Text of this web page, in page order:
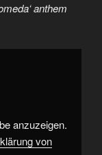
anthem
anzuzeigen.
von